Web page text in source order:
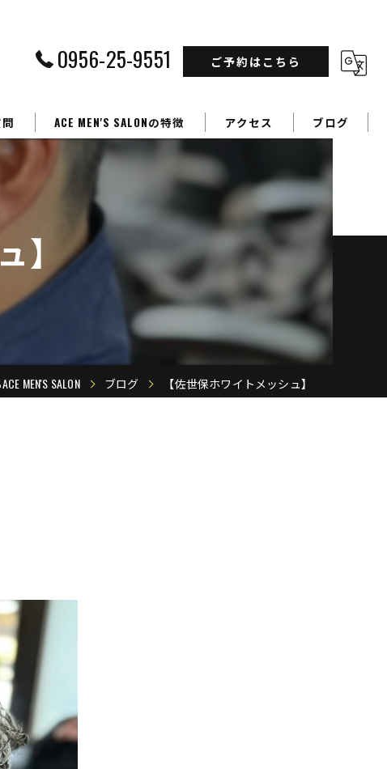
0956-25-9551 ご予約はこちら
ACE MEN'S SALONの特徴
パーマ
アクセス ブログ
】
MEN'S SALON ブログ 【佐世保ホワイトメッシュ】